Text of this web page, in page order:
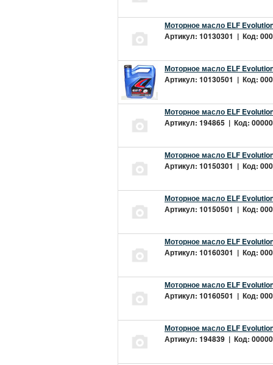
Моторное масло ELF
Артикул: 10130301 | Код:
Моторное масло ELF
Артикул: 10130501 | Код:
Моторное масло ELF
Артикул: 194865 | Код:
Моторное масло ELF
Артикул: 10150301 | Код:
Моторное масло ELF
Артикул: 10150501 | Код:
Моторное масло ELF
Артикул: 10160301 | Код:
Моторное масло ELF
Артикул: 10160501 | Код:
Моторное масло ELF
Артикул: 194839 | Код: